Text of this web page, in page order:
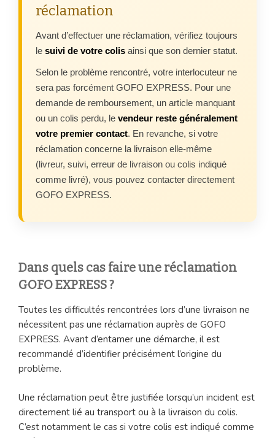
réclamation
Avant d’effectuer une réclamation, vérifiez toujours
le suivi de votre colis ainsi que son dernier statut.
Selon le problème rencontré, votre interlocuteur ne
sera pas forcément GOFO EXPRESS. Pour une
demande de remboursement, un article manquant
ou un colis perdu, le vendeur reste généralement
votre premier contact. En revanche, si votre
réclamation concerne la livraison elle-même
(livreur, suivi, erreur de livraison ou colis indiqué
comme livré), vous pouvez contacter directement
GOFO EXPRESS.
Dans quels cas faire une réclamation
GOFO EXPRESS ?
Toutes les difficultés rencontrées lors d’une livraison ne
nécessitent pas une réclamation auprès de GOFO
EXPRESS. Avant d’entamer une démarche, il est
recommandé d’identifier précisément l’origine du
problème.
Une réclamation peut être justifiée lorsqu’un incident est
directement lié au transport ou à la livraison du colis.
C’est notamment le cas si votre colis est indiqué comme